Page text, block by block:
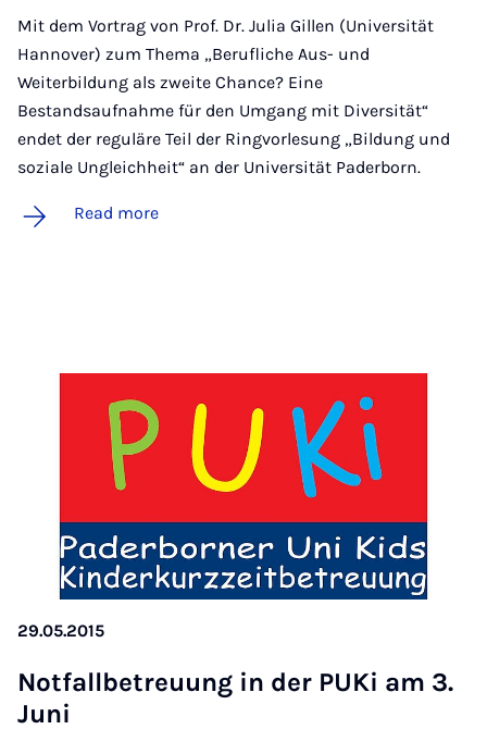
Mit dem Vortrag von Prof. Dr. Julia Gillen (Universität
Hannover) zum Thema „Berufliche Aus- und
Weiterbildung als zweite Chance? Eine
Bestandsaufnahme für den Umgang mit Diversität“
endet der reguläre Teil der Ringvorlesung „Bildung und
soziale Ungleichheit“ an der Universität Paderborn.
Read more
29.05.2015
Not­fall­betreuung in der PUKi am 3.
Juni